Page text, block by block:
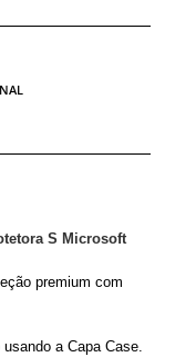
S Microsoft
premium com
a Capa Case.